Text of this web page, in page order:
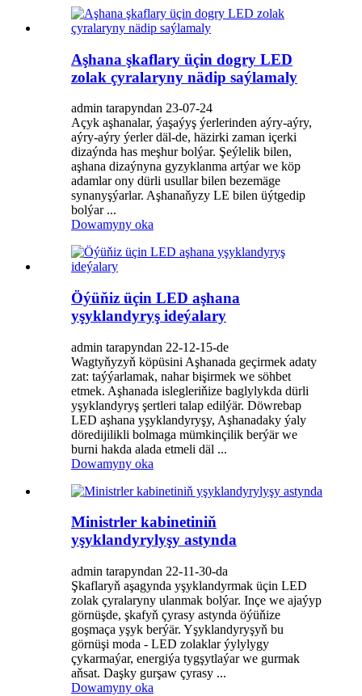
Aşhana şkaflary üçin dogry LED
zolak çyralaryny nädip saýlamaly
admin tarapyndan 23-07-24
Açyk aşhanalar, ýaşaýyş ýerlerinden aýry-aýry,
aýry-aýry ýerler däl-de, häzirki zaman içerki
dizaýnda has meşhur bolýar. Şeýlelik bilen,
aşhana dizaýnyna gyzyklanma artýar we köp
adamlar ony dürli usullar bilen bezemäge
synanyşýarlar. Aşhanaňyzy LE bilen üýtgedip
bolýar ...
Dowamyny oka
Öýüňiz üçin LED aşhana
yşyklandyryş ideýalary
admin tarapyndan 22-12-15-de
Wagtyňyzyň köpüsini Aşhanada geçirmek adaty
zat: taýýarlamak, nahar bişirmek we söhbet
etmek. Aşhanada islegleriňize baglylykda dürli
yşyklandyryş şertleri talap edilýär. Döwrebap
LED aşhana yşyklandyryşy, Aşhanadaky ýaly
döredijilikli bolmaga mümkinçilik berýär we
burni hakda alada etmeli däl ...
Dowamyny oka
Ministrler kabinetiniň
yşyklandyrylyşy astynda
admin tarapyndan 22-11-30-da
Şkaflaryň aşagynda yşyklandyrmak üçin LED
zolak çyralaryny ulanmak bolýar. Inçe we ajaýyp
görnüşde, şkafyň çyrasy astynda öýüňize
goşmaça yşyk berýär. Yşyklandyryşyň bu
görnüşi moda - LED zolaklar ýylylygy
çykarmaýar, energiýa tygşytlaýar we gurmak
aňsat. Daşky gurşaw çyrasy ...
Dowamyny oka